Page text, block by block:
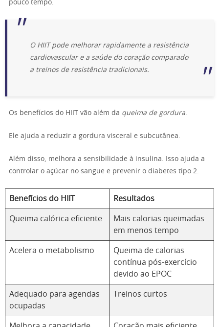
pouco tempo.
O HIIT pode melhorar rapidamente a resistência
cardiovascular e a saúde do coração comparado
a treinos de resistência tradicionais.
Os benefícios do HIIT vão além da queima de gordura.
Ele ajuda a reduzir a gordura visceral e subcutânea.
Além disso, melhora a sensibilidade à insulina. Isso ajuda a
controlar o açúcar no sangue e prevenir o diabetes tipo 2.
Benefícios do HIIT Resultados
Queima calórica eficiente
Mais calorias queimadas
em menos tempo
Acelera o metabolismo
Queima de calorias
contínua pós-exercício
devido ao EPOC
Adequado para agendas
ocupadas
Treinos curtos